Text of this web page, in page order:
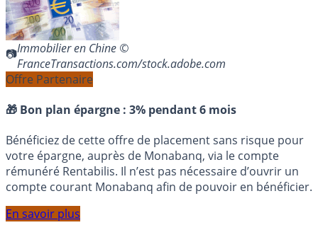
Immobilier en Chine ©
FranceTransactions.com/stock.adobe.com
Offre Partenaire
🎁 Bon plan épargne : 3% pendant 6 mois
Bénéficiez de cette offre de placement sans risque pour
votre épargne, auprès de Monabanq, via le compte
rémunéré Rentabilis. Il n’est pas nécessaire d’ouvrir un
compte courant Monabanq afin de pouvoir en bénéficier.
En savoir plus